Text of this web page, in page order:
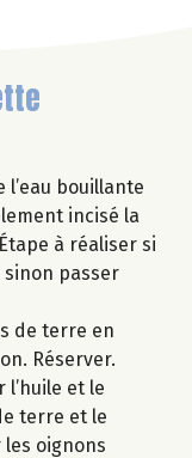
l’eau bouillante
incisé la
à réaliser si
passer
de terre en
Réserver.
et le
terre et le
les oignons